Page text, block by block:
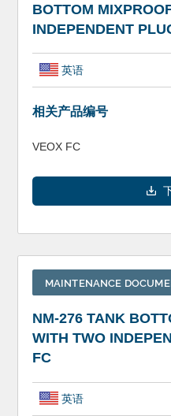
BOTTOM
INDEPENDENT
英语
相关产品编号
VEOX FC
MAINTENANCE
NM-276 TANK
WITH TWO
FC
英语